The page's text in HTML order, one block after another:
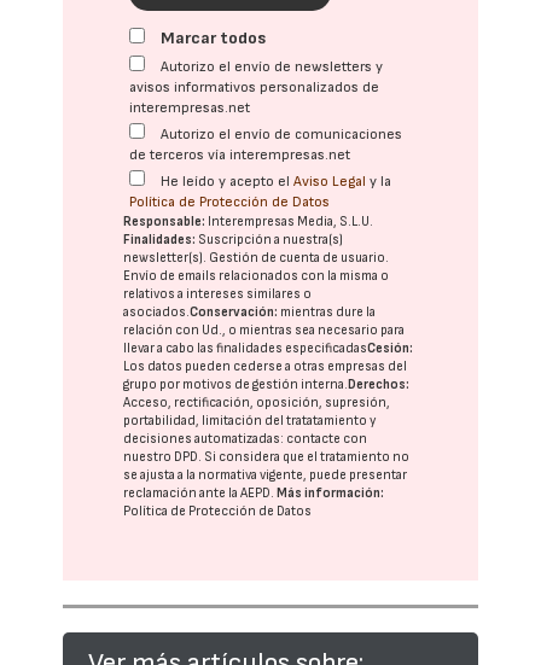
Marcar todos
Autorizo el envío de newsletters y
avisos informativos personalizados de
interempresas.net
Autorizo el envío de comunicaciones
de terceros vía interempresas.net
He leído y acepto elAviso Legal y la
Política de Protección de Datos
Responsable: Interempresas Media, S.L.U.
Finalidades: Suscripción a nuestra(s)
newsletter(s). Gestión de cuenta de usuario.
Envío de emails relacionados con la misma o
relativos a intereses similares o
asociados.Conservación: mientras dure la
relación con Ud., o mientras sea necesario para
llevar a cabo las finalidades especificadasCesión:
Los datos pueden cederse a otras empresas del
grupo por motivos de gestión interna. Derechos:
Acceso, rectificación, oposición, supresión,
portabilidad, limitación del tratatamiento y
decisiones automatizadas: contacte con
nuestro DPD. Si considera que el tratamiento no
se ajusta a la normativa vigente, puede presentar
reclamación ante laAEPD. Más información:
Política de Protección de Datos